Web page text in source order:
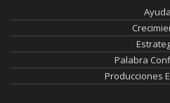
Ayuda
Palabra
Producciones